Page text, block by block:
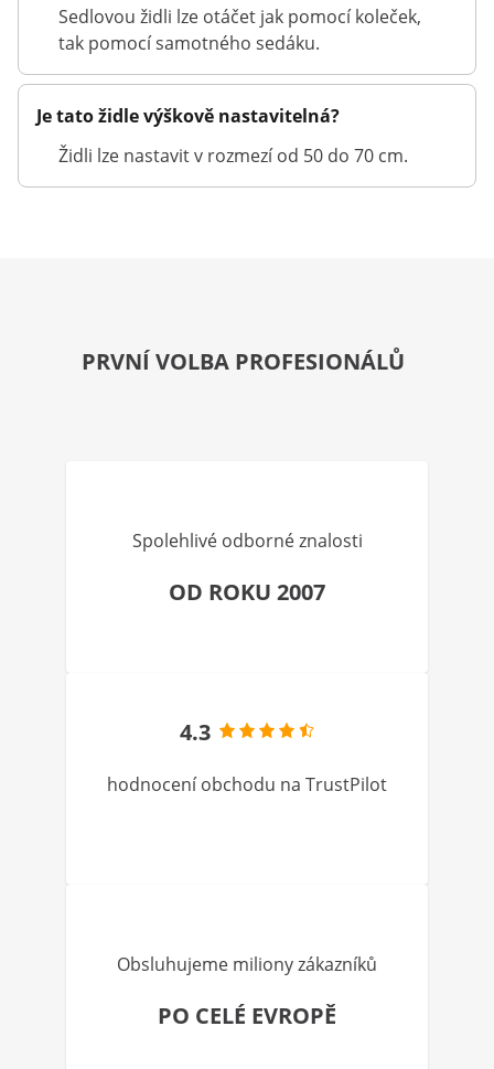
Sedlovou židli lze otáčet jak pomocí koleček,
tak pomocí samotného sedáku.
Je tato židle výškově nastavitelná?
Židli lze nastavit v rozmezí od 50 do 70 cm.
PRVNÍ VOLBA PROFESIONÁLŮ
Spolehlivé odborné znalosti
OD ROKU 2007
4.3
hodnocení obchodu na TrustPilot
Obsluhujeme miliony zákazníků
PO CELÉ EVROPĚ